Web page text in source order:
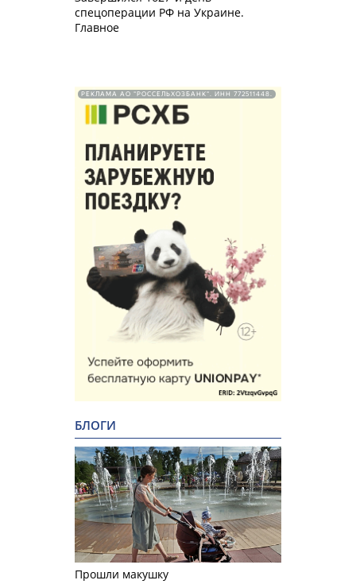
спецоперации РФ на Украине.
Главное
РЕКЛАМА АО "РОССЕЛЬХОЗБАНК". ИНН 772511448.
БЛОГИ
Прошли макушку